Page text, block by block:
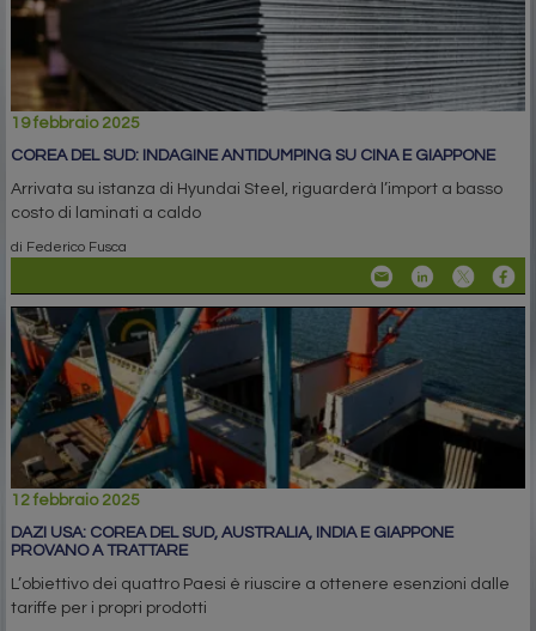
19 febbraio 2025
COREA DEL SUD: INDAGINE ANTIDUMPING SU CINA E GIAPPONE
Arrivata su istanza di Hyundai Steel, riguarderà l’import a basso
costo di laminati a caldo
di Federico Fusca
12 febbraio 2025
DAZI USA: COREA DEL SUD, AUSTRALIA, INDIA E GIAPPONE
PROVANO A TRATTARE
L’obiettivo dei quattro Paesi è riuscire a ottenere esenzioni dalle
tariffe per i propri prodotti